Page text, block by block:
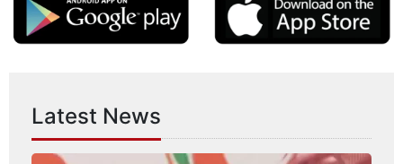
Latest News